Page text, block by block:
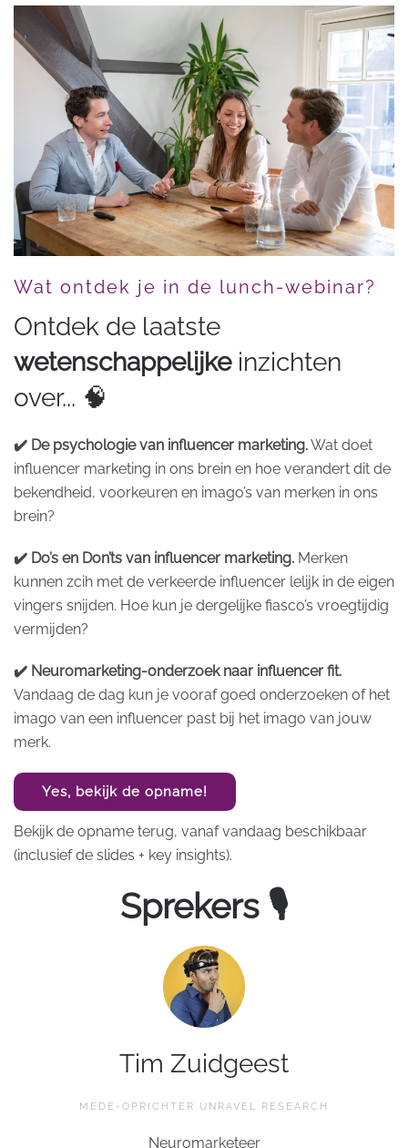
Wat ontdek je in de lunch-webinar?
Ontdek de laatste
wetenschappelijkeinzichten
over... 🧠
✔️ De psychologie van influencer marketing.Wat doet
influencer marketing in ons brein en hoe verandert dit de
bekendheid, voorkeuren en imago’s van merken in ons
brein?
✔️ Do’s en Don’ts van influencer marketing. Merken
kunnen zcih met de verkeerde influencer lelijk in de eigen
vingers snijden. Hoe kun je dergelijke fiasco’s vroegtijdig
vermijden?
✔️ Neuromarketing-onderzoek naar influencer fit.
Vandaag de dag kun je vooraf goed onderzoeken of het
imago van een influencer past bij het imago van jouw
merk.
Yes, bekijk de opname!
Bekijk de opname terug, vanaf vandaag beschikbaar
(inclusief de slides + key insights).
Sprekers 🎙
Tim Zuidgeest
MEDE-OPRICHTER UNRAVEL RESEARCH
Neuromarketeer